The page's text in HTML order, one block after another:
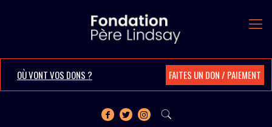
OÙ VONT VOS DONS ? FAITES UN DON / PAIEMENT